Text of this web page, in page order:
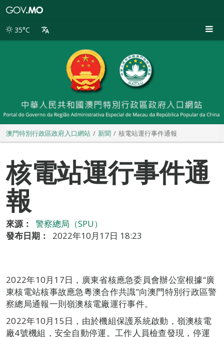
別
35°C
澳門特別行政區政府入口網站 新聞 核電站運行事件通報
核電站運行事件通
報
來源：
警察總局（SPU）
發布日期：
2022年10月17日 18:23
2022年10月17日，廣東省核應急委員會辦公室根據“廣
東核電站核事故應急粵澳合作共識”向澳門特別行政區警
察總局通報一則嶺澳核電廠運行事件。
2022年10月15日，由於機組保護系統啟動，嶺澳核電
廠4號機組，安全自動停運。工作人員檢查發現，停運